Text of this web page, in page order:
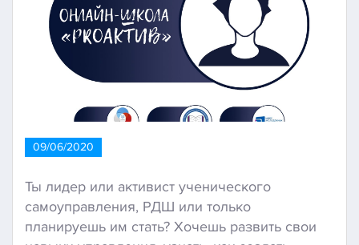
09/06/2020
Ты лидер или активист ученического
самоуправления, РДШ или только
планируешь им стать? Хочешь развить свои